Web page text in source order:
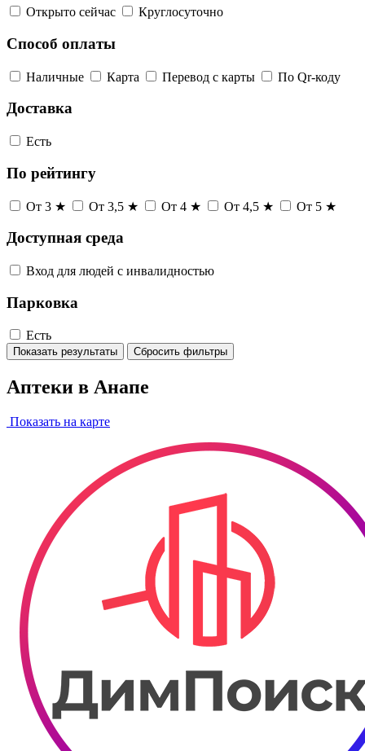
Открыто сейчас Круглосуточно
Способ оплаты
Наличные Карта Перевод с карты По Qr-коду
Доставка
Есть
По рейтингу
От 3 ★ От 3,5 ★ От 4 ★ От 4,5 ★ От 5 ★
Доступная среда
Вход для людей с инвалидностью
Парковка
Есть
Показать результаты Сбросить фильтры
Аптеки в Анапе
Показать на карте